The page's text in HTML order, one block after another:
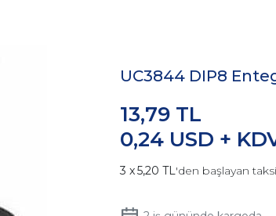
UC3844 DIP8
0,24 USD +
13,79 TL
5,20 TL'den başlayan